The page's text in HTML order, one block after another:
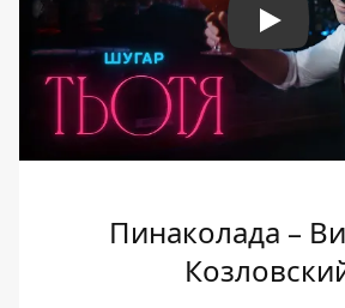
Play
Пинаколада –